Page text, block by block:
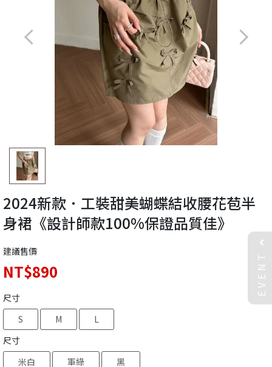
2024新款．工裝甜美蝴蝶結收腰花苞半
身裙《設計師款100%保證品質佳》
建議售價
NT$890
尺寸
S
M
L
尺寸
米白
軍綠 黑
EVENT